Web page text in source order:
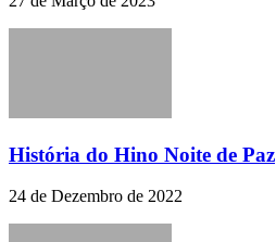
História do Hino Noite de Paz
24 de Dezembro de 2022